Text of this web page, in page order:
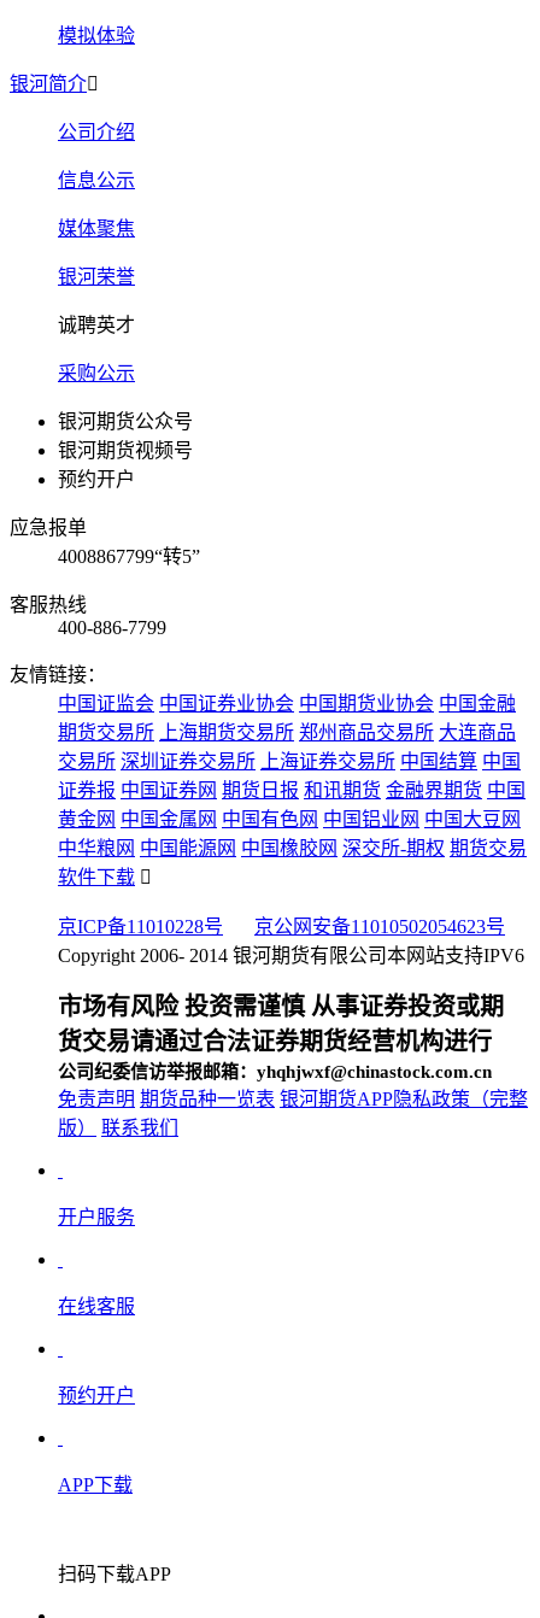
模拟体验
银河简介
公司介绍
信息公示
媒体聚焦
银河荣誉
诚聘英才
采购公示
银河期货公众号
银河期货视频号
预约开户
应急报单
4008867799“转5”
客服热线
400-886-7799
友情链接：
中国证监会 中国证券业协会 中国期货业协会 中国金融
期货交易所
上海期货交易所 郑州商品交易所 大连商品
交易所 深圳证券交易所 上海证券交易所 中国结算 中国
证券报 中国证券网 期货日报 和讯期货 金融界期货 中国
黄金网 中国金属网 中国有色网 中国铝业网 中国大豆网
中华粮网 中国能源网 中国橡胶网 深交所-期权 期货交易
软件下载
京ICP备11010228号
京公网安备11010502054623号
Copyright 2006- 2014 银河期货有限公司本网站支持IPV6
市场有风险 投资需谨慎 从事证券投资或期
货交易请通过合法证券期货经营机构进行
公司纪委信访举报邮箱：yhqhjwxf@chinastock.com.cn
免责声明 期货品种一览表 银河期货APP隐私政策（完整
版）
联系我们
开户服务
在线客服
预约开户
APP下载
扫码下载APP